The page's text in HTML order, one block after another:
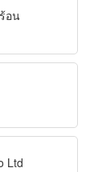
อน
Ltd